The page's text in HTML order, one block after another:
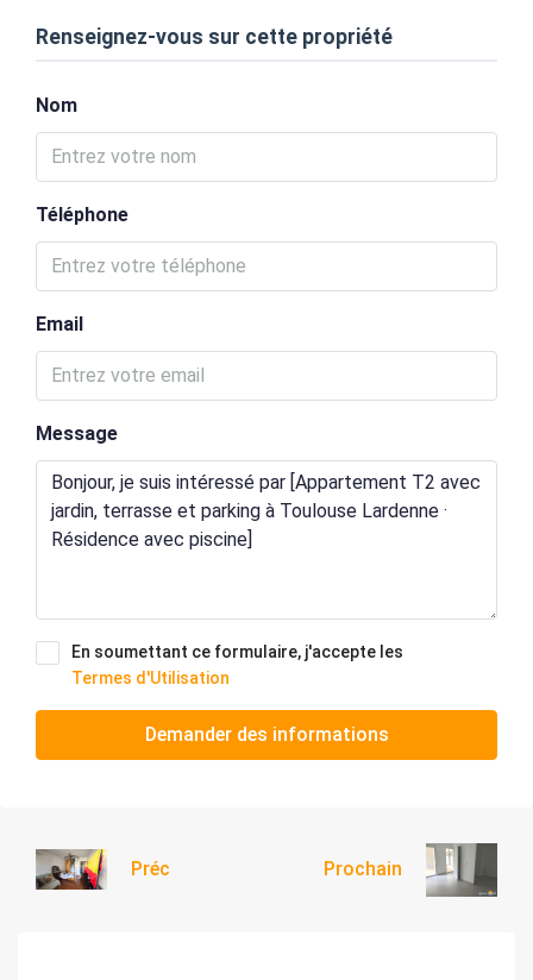
Renseignez-vous sur cette propriété
Nom
Téléphone
Email
Message
En soumettant ce formulaire, j'accepte les
Termes d'Utilisation
Demander des informations
Préc Prochain